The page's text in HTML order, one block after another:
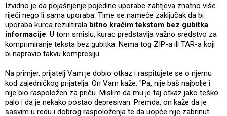
Izvidno je da pojašnjenje pojedine uporabe zahtjeva znatno više
riječi nego li sama uporaba. Time se nameće zaključak da bi
uporaba kurca rezultirala bitno kraćim tekstom bez gubitka
informacije. U tom smislu, kurac predstavlja važno sredstvo za
komprimiranje teksta bez gubitka. Nema tog ZIP-a ili TAR-a koji
bi napravio takvu kompresiju.
Na primjer, prijatelj Vam je dobio otkaz i raspitujete se o njemu
kod zajedničkog prijatelja. On Vam kaže: "Pa, nije baš najbolje i
nije bio raspoložen za priču. Mislim da mu je taj otkaz jako teško
palo i da je nekako postao depresivan. Premda, on kaže da je
sasvim u redu i dobrog raspoloženja te da uopće nije zabrinut